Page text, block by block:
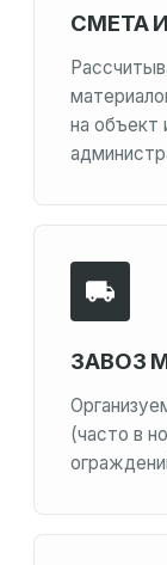
СМЕТА
на объект
ЗАВОЗ
(часто в